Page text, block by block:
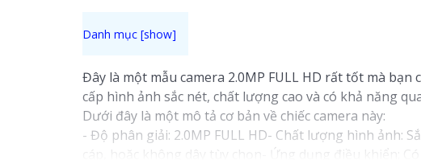
Đây là một mẫu camera 2.0MP FULL HD rất tốt mà
cấp hình ảnh sắc nét, chất lượng cao và có khả năng
Dưới đây là một mô tả cơ bản về chiếc camera này:
- Độ phân giải: 2.0MP FULL HD- Chất lượng hình ảnh:
cáp, hoặc không dây tùy chọn- Ứng dụng điều khiển: